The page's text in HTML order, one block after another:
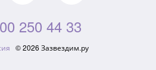
250 44 33
© 2026 Зазвездим.ру